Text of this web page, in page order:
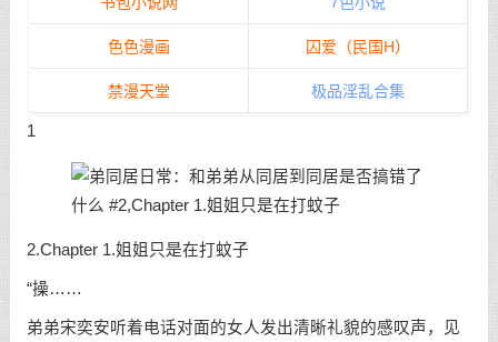
色色漫画 囚爱（民国H）
禁漫天堂 极品淫乱合集
1
2.Chapter 1.姐姐只是在打蚊子
“操……
弟弟宋奕安听着电话对面的女人发出清晰礼貌的感叹声，见